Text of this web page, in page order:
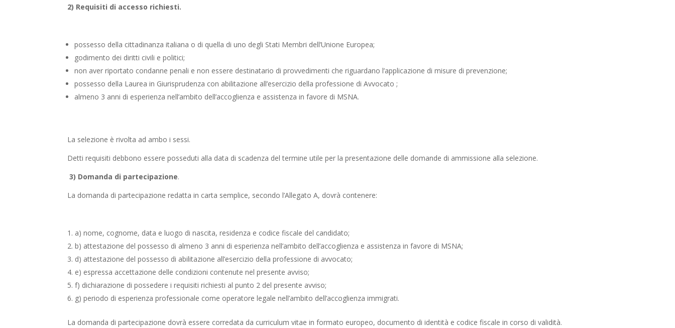
2) Requisiti di accesso richiesti.
possesso della cittadinanza italiana o di quella di uno degli Stati Membri dell’Unione Europea;
godimento dei diritti civili e politici;
non aver riportato condanne penali e non essere destinatario di provvedimenti che riguardano l’applicazione di misure di prevenzione;
possesso della Laurea in Giurisprudenza con abilitazione all’esercizio della professione di Avvocato ;
almeno 3 anni di esperienza nell’ambito dell’accoglienza e assistenza in favore di MSNA.
La selezione è rivolta ad ambo i sessi.
Detti requisiti debbono essere posseduti alla data di scadenza del termine utile per la presentazione delle domande di ammissione alla selezione.
3) Domanda di partecipazione.
La domanda di partecipazione redatta in carta semplice, secondo l’Allegato A, dovrà contenere:
a) nome, cognome, data e luogo di nascita, residenza e codice fiscale del candidato;
b) attestazione del possesso di almeno 3 anni di esperienza nell’ambito dell’accoglienza e assistenza in favore di MSNA;
d) attestazione del possesso di abilitazione all’esercizio della professione di avvocato;
e) espressa accettazione delle condizioni contenute nel presente avviso;
f) dichiarazione di possedere i requisiti richiesti al punto 2 del presente avviso;
g) periodo di esperienza professionale come operatore legale nell’ambito dell’accoglienza immigrati.
La domanda di partecipazione dovrà essere corredata da curriculum vitae in formato europeo, documento di identità e codice fiscale in corso di validità.